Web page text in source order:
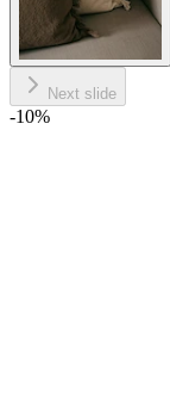
Next slide
-10%